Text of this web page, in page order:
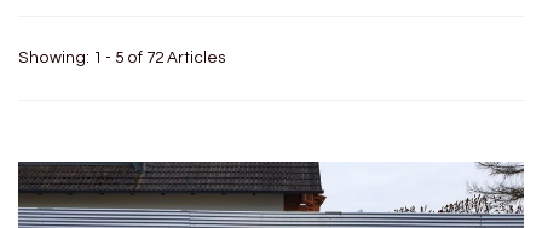
Showing: 1 - 5 of 72 Articles